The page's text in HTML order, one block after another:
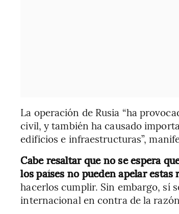
La operación de Rusia “ha
civil, y también ha causado
edificios e infraestructuras”,
Cabe resaltar que no se espera
los países no pueden apelar estas
hacerlos cumplir. Sin embargo, sí
internacional en contra de la